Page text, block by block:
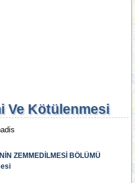
Ve Kötülenmesi
ZEMMEDİLMESİ BÖLÜMÜ